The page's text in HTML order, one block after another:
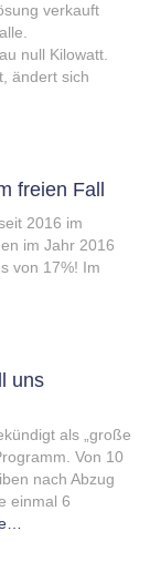
verkauft
null Kilowatt.
ändert sich
freien Fall
2016 im
im Jahr 2016
von 17%! Im
uns
als „große
Von 10
nach Abzug
einmal 6